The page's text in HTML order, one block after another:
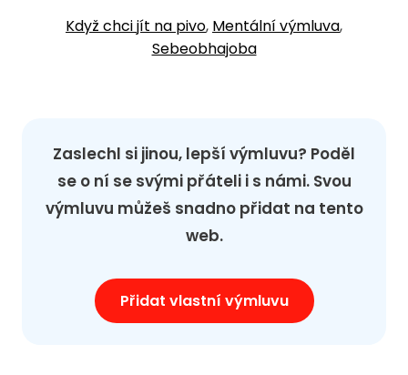
Když chci jít na pivo, Mentální výmluva,
Sebeobhajoba
Zaslechl si jinou, lepší výmluvu? Poděl
se o ní se svými přáteli i s námi. Svou
výmluvu můžeš snadno přidat na tento
web.
Přidat vlastní výmluvu